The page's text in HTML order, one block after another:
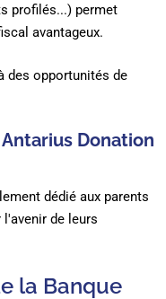
profilés...) permet
avantageux.
des opportunités de
Donation
dédié aux parents
de leurs
la Banque